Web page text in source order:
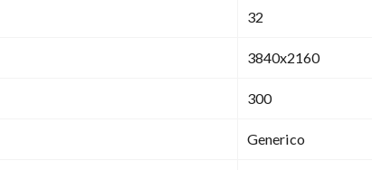
32
3840x2160
300
Generico